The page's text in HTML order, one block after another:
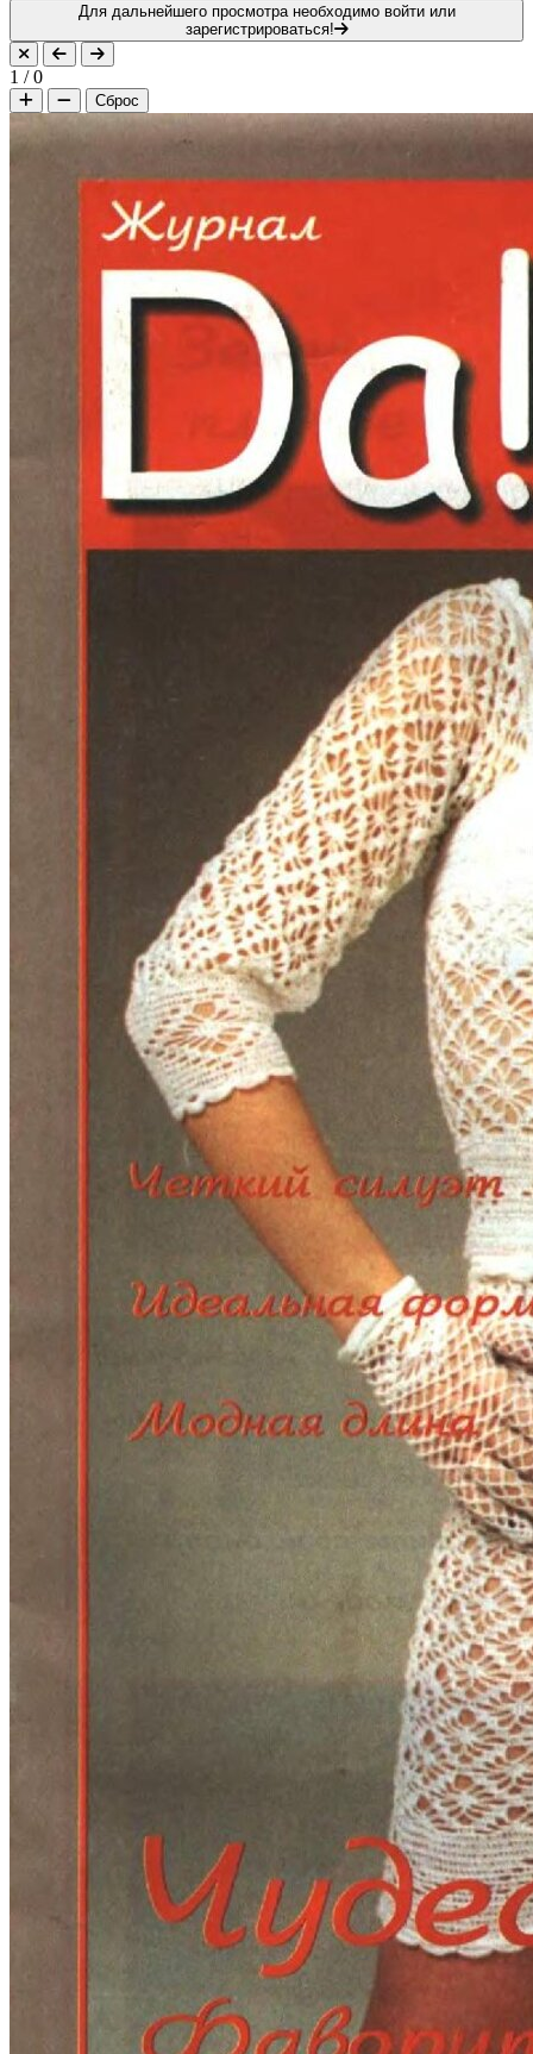
Для дальнейшего просмотра необходимо войти или
зарегистрироваться!
1 /0
Сброс